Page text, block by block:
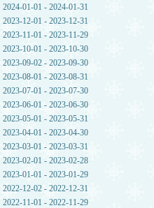
2024-01-01 - 2024-01-31
2023-12-01 - 2023-12-31
2023-11-01 - 2023-11-29
2023-10-01 - 2023-10-30
2023-09-02 - 2023-09-30
2023-08-01 - 2023-08-31
2023-07-01 - 2023-07-30
2023-06-01 - 2023-06-30
2023-05-01 - 2023-05-31
2023-04-01 - 2023-04-30
2023-03-01 - 2023-03-31
2023-02-01 - 2023-02-28
2023-01-01 - 2023-01-29
2022-12-02 - 2022-12-31
2022-11-01 - 2022-11-29